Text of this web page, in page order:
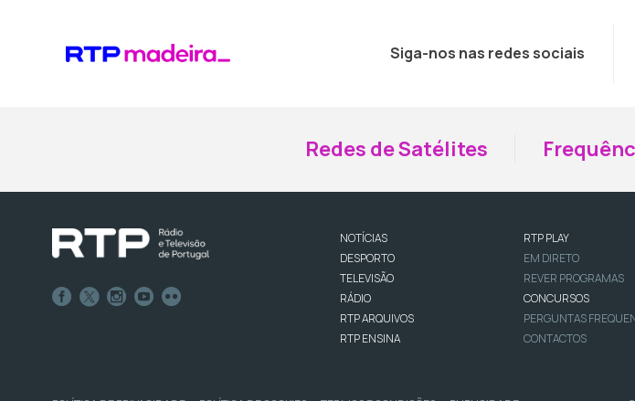
Siga-nos nas redes sociais
Redes de Satélites
NOTÍCIAS
DESPORTO
TELEVISÃO
RÁDIO
RTP ARQUIVOS
RTP ENSINA
RTP PLAY
EM DIRETO
REVER PROGRAMAS
CONCURSOS
PERGUNTAS
CONTACTOS